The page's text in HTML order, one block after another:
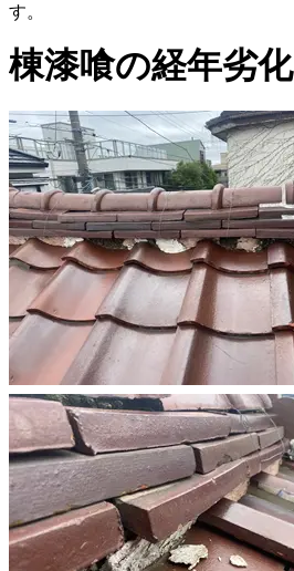
す。
棟漆喰の経年劣化